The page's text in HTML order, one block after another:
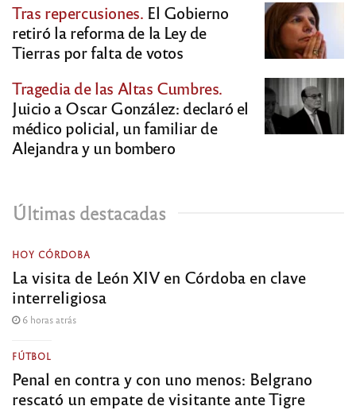
Tras repercusiones. El Gobierno
retiró la reforma de la Ley de
Tierras por falta de votos
Tragedia de las Altas Cumbres.
Juicio a Oscar González: declaró el
médico policial, un familiar de
Alejandra y un bombero
Últimas destacadas
HOY CÓRDOBA
La visita de León XIV en Córdoba en clave
interreligiosa
6 horas atrás
FÚTBOL
Penal en contra y con uno menos: Belgrano
rescató un empate de visitante ante Tigre